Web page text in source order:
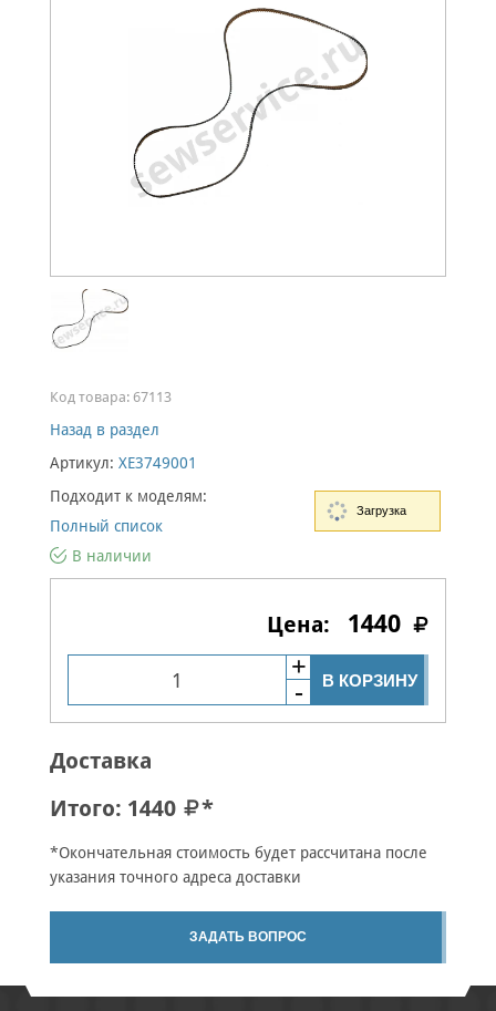
Код товара: 67113
Назад в раздел
Артикул: XE3749001
Подходит к моделям:
Полный список
В наличии
1440
В КОРЗИНУ
Доставка
Итого: 1440 *
*Окончательная стоимость будет рассчитана после
указания точного адреса доставки
ЗАДАТЬ ВОПРОС
Загрузка